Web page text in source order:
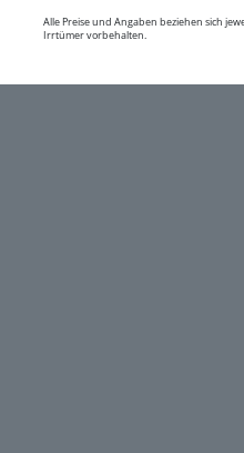
Alle Preise und Angaben beziehen sich
Irrtümer vorbehalten.